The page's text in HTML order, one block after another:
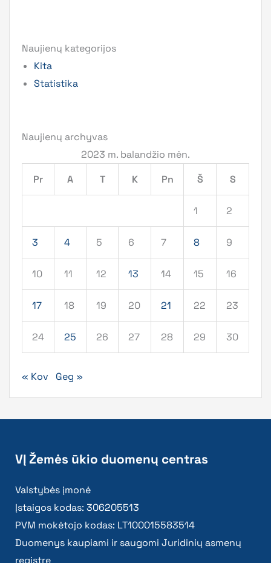
Naujienų kategorijos
Kita
Statistika
Naujienų archyvas
2023 m. balandžio mėn.
Pr
A T K Pn Š S
1 2
3 4 5 6 7 8 9
10 11 12 13 14 15 16
17 18 19 20 21 22 23
24 25 26 27 28 29 30
« Kov Geg »
VĮ Žemės ūkio duomenų centras
Valstybės įmonė
Įstaigos kodas: 306205513
PVM mokėtojo kodas: LT100015583514
Duomenys kaupiami ir saugomi Juridinių asmenų